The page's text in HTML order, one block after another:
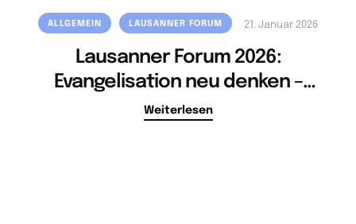
ALLGEMEIN LAUSANNER FORUM 21. Januar 2026
Lausanner Forum 2026:
Evangelisation neu denken –
zwischen säkularer Kultur, gelebter
Weiterlesen